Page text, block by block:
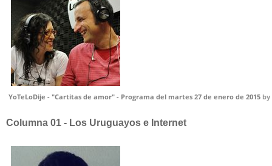
YoTeLoDije - "Cartitas de amor" - Programa del martes 27 de enero de 2015 by
Columna 01 - Los Uruguayos e Internet